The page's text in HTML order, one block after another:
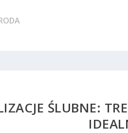
ŚLUBNE: